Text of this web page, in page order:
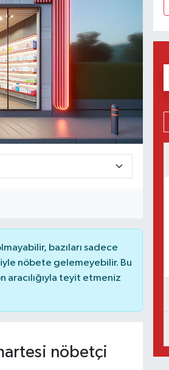
bazıları sadece
nöbete gelemeyebilir. Bu
aracılığıyla teyit etmeniz
nöbetçi